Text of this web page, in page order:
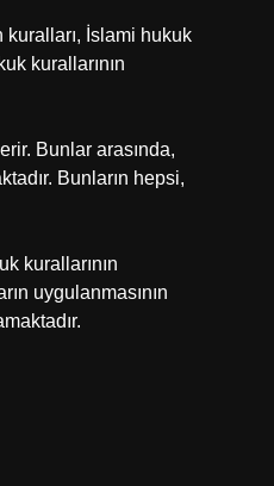
kuralları, İslami hukuk
kurallarının
Bunlar arasında,
Bunların hepsi,
kurallarının
uygulanmasının